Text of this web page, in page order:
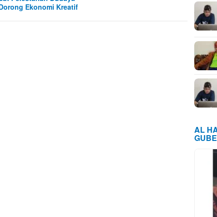
Ekonomi Kreatif
AL